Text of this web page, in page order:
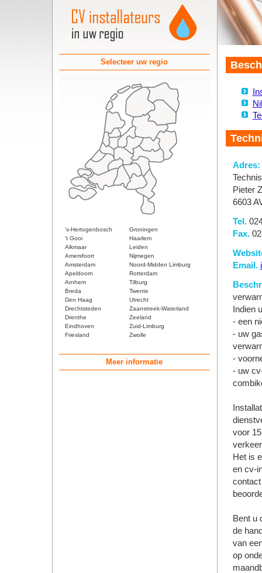
Selecteer uw regio
's-Hertogenbosch
Groningen
't Gooi
Haarlem
Alkmaar
Leiden
Amersfoort
Nijmegen
Amsterdam
Noord-Midden Limburg
Apeldoorn
Rotterdam
Arnhem
Tilburg
Breda
Twente
Den Haag
Utrecht
Drechtsteden
Zaanstreek-Waterland
Drenthe
Zeeland
Eindhoven
Zuid-Limburg
Friesland
Zwolle
Meer informatie
Adres:
Pieter
6603
Tel.
Fax.
Email.
Indien
- een
- uw
-
- uw
voor
Het is
en cv-
Bent u
de
van
op